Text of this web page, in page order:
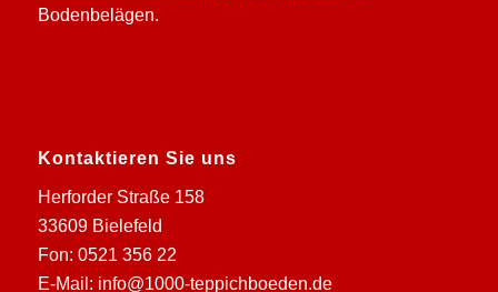
Bodenbelägen.
Kontaktieren Sie uns
Herforder Straße 158
33609 Bielefeld
Fon: 0521 356 22
E-Mail: info@1000-teppichboeden.de